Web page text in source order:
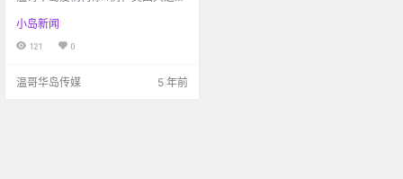
朗普
小岛新闻
121 0
温哥华岛传媒 5 年前